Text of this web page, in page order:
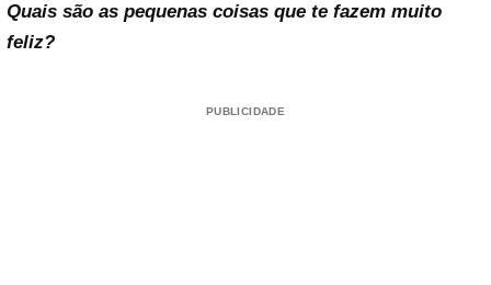
Quais são as pequenas coisas que te fazem muito
feliz?
PUBLICIDADE